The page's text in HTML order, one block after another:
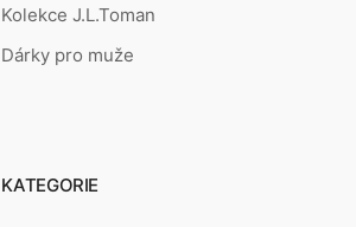
Kolekce J.L.Toman
Dárky pro muže
KATEGORIE